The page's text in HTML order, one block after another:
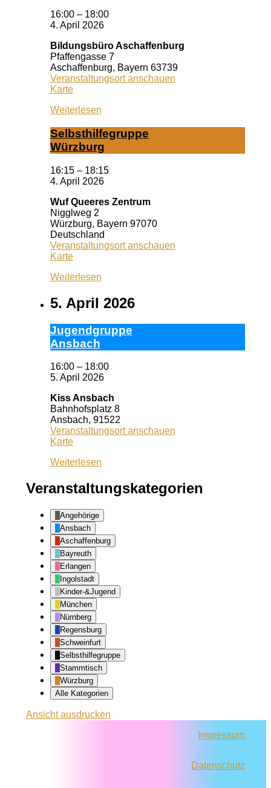
16:00 – 18:00
4. April 2026
Bildungsbüro Aschaffenburg
Pfaffengasse 7
Aschaffenburg, Bayern 63739
Veranstaltungsort anschauen
KarteBildungsbüro
Weiterlesen
Selbst­hil­fe­grup­pe
Würz­burg
16:15 – 18:15
4. April 2026
Wuf Queeres Zentrum
Nigglweg 2
Würzburg, Bayern 97070
Deutschland
Veranstaltungsort anschauen
KarteWuf
Zentrum
Weiterlesen
5. April 2026
Ju­gend­grup­pe
Ans­bach
16:00 – 18:00
5. April 2026
Kiss Ansbach
Bahnhofsplatz 8
Ansbach, 91522
Veranstaltungsort anschauen
KarteKiss
Weiterlesen
Veranstaltungskategorien
Angehörige
Ansbach
Aschaffenburg
Bayreuth
Erlangen
Ingolstadt
Kinder-&Jugend
München
Nürnberg
Regensburg
Schweinfurt
Selbsthilfegruppe
Stammtisch
Würzburg
Alle Kategorien
Ansichtausdrucken
Impressum
Datenschutz